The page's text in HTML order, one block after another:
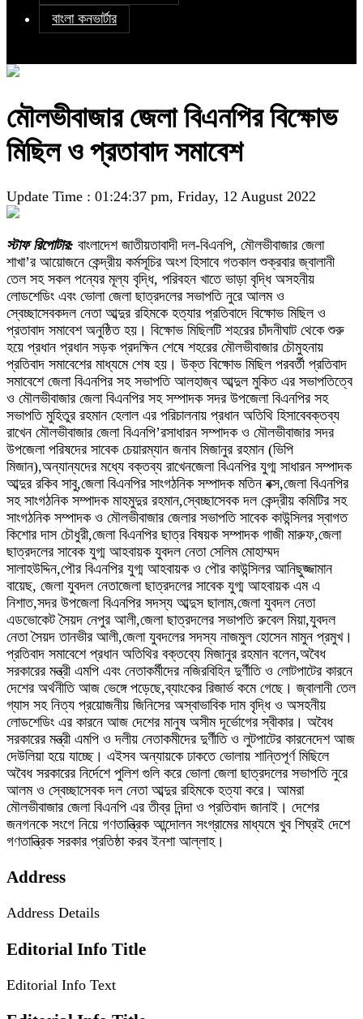
বাংলা কনভার্টার
মৌলভীবাজার জেলা বিএনপির বিক্ষোভ
মিছিল ও প্রতাবাদ সমাবেশ
Update Time : 01:24:37 pm, Friday, 12 August 2022
স্টাফ রিপোটার: বাংলাদেশ জাতীয়তাবাদী দল-বিএনপি, মৌলভীবাজার জেলা
শাখা’র আয়োজনে কেন্দ্রীয় কর্মসূচির অংশ হিসাবে গতকাল শুক্রবার জ্বালানী
তেল সহ সকল পন্যের মূল্য বৃদ্ধি, পরিবহন খাতে ভাড়া বৃদ্ধি অসহনীয়
লোডশেডিং এবং ভোলা জেলা ছাত্রদলের সভাপতি নুরে আলম ও
স্বেচ্ছাসেবকদল নেতা আব্দুর রহিমকে হত্যার প্রতিবাদে বিক্ষোভ মিছিল ও
প্রতাবাদ সমাবেশ অনুষ্ঠিত হয়। বিক্ষোভ মিছিলটি শহরের চাঁদনীঘাট থেকে শুরু
হয়ে প্রধান প্রধান সড়ক প্রদক্ষিন শেষে শহরের মৌলভীবাজার চৌমুহনায়
প্রতিবাদ সমাবেশের মাধ্যমে শেষ হয়। উক্ত বিক্ষোভ মিছিল পরবর্তী প্রতিবাদ
সমাবেশে জেলা বিএনপির সহ সভাপতি আলহাজ্ব আব্দুল মুকিত এর সভাপতিত্বে
ও মৌলভীবাজার জেলা বিএনপির সহ সম্পাদক সদর উপজেলা বিএনপির সহ
সভাপতি মুহিতুর রহমান হেলাল এর পরিচালনায় প্রধান অতিথি হিসাবেবক্তব্য
রাখেন মৌলভীবাজার জেলা বিএনপি’রসাধারন সম্পাদক ও মৌলভীবাজার সদর
উপজেলা পরিষদের সাবেক চেয়ারম্যান জনাব মিজানুর রহমান (ভিপি
মিজান),অন্যান্যদের মধ্যে বক্তব্য রাখেনজেলা বিএনপির যুগ্ম সাধারন সম্পাদক
আব্দুর রকিব সাবু,জেলা বিএনপির সাংগঠনিক সম্পাদক মতিন বক্স,জেলা বিএনপির
সহ সাংগঠনিক সম্পাদক মাহমুদুর রহমান,স্বেচ্ছাসেবক দল কেন্দ্রীয় কমিটির সহ
সাংগঠনিক সম্পাদক ও মৌলভীবাজার জেলার সভাপতি সাবেক কাউন্সিলর স্বাগত
কিশোর দাস চৌধুরী,জেলা বিএনপির ছাত্র বিষয়ক সম্পাদক গাজী মারুফ,জেলা
ছাত্রদলের সাবেক যুগ্ম আহবায়ক যুবদল নেতা সেলিম মোহাম্মদ
সালাহউদ্দিন,পৌর বিএনপির যুগ্ম আহবায়ক ও পৌর কাউন্সিলর আনিছুজ্জামান
বায়েছ, জেলা যুবদল নেতাজেলা ছাত্রদলের সাবেক যুগ্ম আহবায়ক এম এ
নিশাত,সদর উপজেলা বিএনপির সদস্য আব্দুস ছালাম,জেলা যুবদল নেতা
এডভোকেট সৈয়দ নেপুর আলী,জেলা ছাত্রদলের সভাপতি রুবেল মিয়া,যুবদল
নেতা সৈয়দ তানভীর আলী,জেলা যুবদলের সদস্য নাজমুল হোসেন মামুন প্রমুখ।
প্রতিবাদ সমাবেশে প্রধান অতিথির বক্তব্যে মিজানুর রহমান বলেন,অবৈধ
সরকারের মন্ত্রী এমপি এবং নেতাকর্মীদের নজিরবিহিন দুর্ণীতি ও লোটপাটের কারনে
দেশের অর্থনীতি আজ ভেঙ্গে পড়েছে,ব্যাংকের রিজার্ভ কমে গেছে। জ্বালানী তেল
গ্যাস সহ নিত্য প্রয়োজনীয় জিনিসের অস্বাভাবিক দাম বৃদ্ধি ও অসহনীয়
লোডশেডিং এর কারনে আজ দেশের মানুষ অসীম দূর্ভোগের স্বীকার। অবৈধ
সরকারের মন্ত্রী এমপি ও দলীয় নেতাকমীদের দুর্ণীতি ও লুটপাটের কারনেদেশ আজ
দেউলিয়া হয়ে যাচ্ছে। এইসব অন্যায়কে ঢাকতে ভোলায় শান্তিপূর্ণ মিছিলে
অবৈধ সরকারের নির্দেশে পুলিশ গুলি করে ভোলা জেলা ছাত্রদলের সভাপতি নুরে
আলম ও স্বেচ্ছাসেবক দল নেতা আব্দুর রহিমকে হত্যা করে। আমরা
মৌলভীবাজার জেলা বিএনপি এর তীব্র নিন্দা ও প্রতিবাদ জানাই। দেশের
জনগনকে সংগে নিয়ে গণতান্ত্রিক আন্দোলন সংগ্রামের মাধ্যমে খুব শিঘ্রই দেশে
গণতান্ত্রিক সরকার প্রতিষ্ঠা করব ইনশা আল্লাহ।
Address
Address Details
Editorial Info Title
Editorial Info Text